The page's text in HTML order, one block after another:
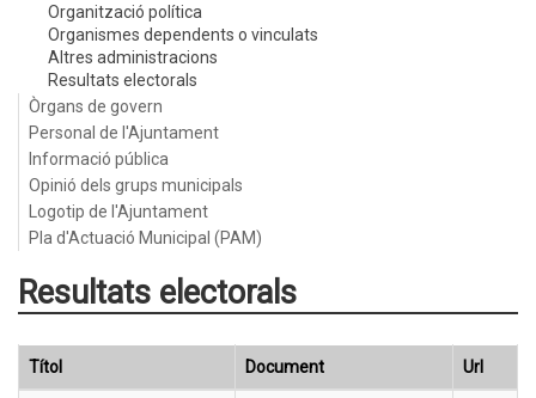
Organització política
Organismes dependents o vinculats
Altres administracions
Resultats electorals
Òrgans de govern
Personal de l'Ajuntament
Informació pública
Opinió dels grups municipals
Logotip de l'Ajuntament
Pla d'Actuació Municipal (PAM)
Resultats electorals
Títol Document Url